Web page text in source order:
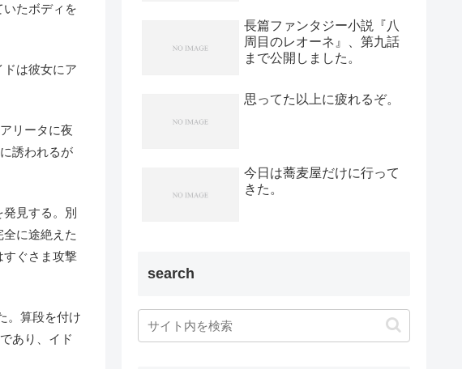
たボディを
は彼女にア
リータに夜
誘われるが
見する。別
に途絶えた
すぐさま攻撃
。算段を付け
あり、イド
長篇ファンタジー小説『八
周目のレオーネ』、第九話
まで公開しました。
思ってた以上に疲れるぞ。
今日は蕎麦屋だけに行って
きた。
search